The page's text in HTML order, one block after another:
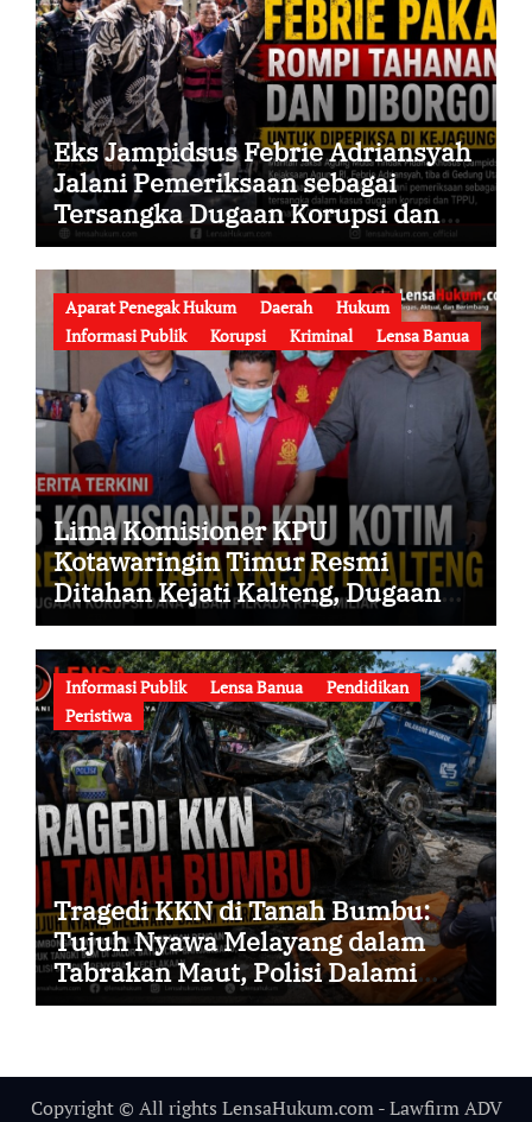
Eks Jampidsus Febrie Adriansyah
Jalani Pemeriksaan sebagai
Tersangka Dugaan Korupsi dan
TPPU, Datang ke Kejaksaan Agung
Mengenakan Rompi Tahanan
Aparat Penegak Hukum Daerah
Hukum
Informasi Publik
Korupsi Kriminal Lensa Banua
Lima Komisioner KPU
Kotawaringin Timur Resmi
Ditahan Kejati Kalteng, Dugaan
Korupsi Dana Hibah Pilkada Rp40
Miliar Memasuki Babak Baru
Informasi Publik Lensa Banua
Pendidikan
Peristiwa
Tragedi KKN di Tanah Bumbu:
Tujuh Nyawa Melayang dalam
Tabrakan Maut, Polisi Dalami
Seluruh Faktor Penyebab
Copyright © All rights LensaHukum.com - Lawfirm ADV